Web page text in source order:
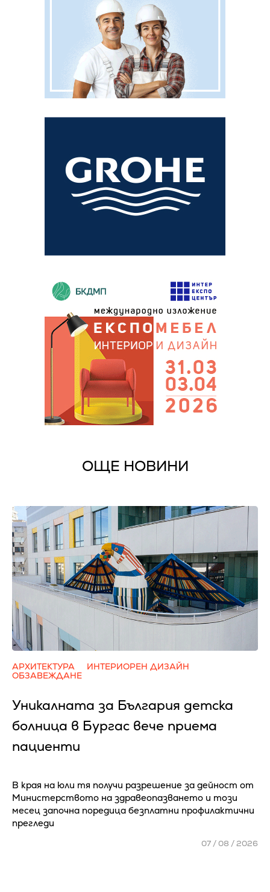
ОЩЕ НОВИНИ
АРХИТЕКТУРА
ИНТЕРИОРЕН ДИЗАЙН
ОБЗАВЕЖДАНЕ
Уникалната за България детска
болница в Бургас вече приема
пациенти
В края на юли тя получи разрешение за дейност от
Министерството на здравеопазването и този
месец започна поредица безплатни профилактични
прегледи
07 / 08 / 2026